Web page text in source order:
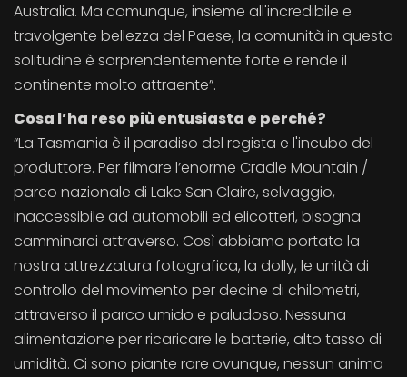
Australia. Ma comunque, insieme all'incredibile e
travolgente bellezza del Paese, la comunità in questa
solitudine è sorprendentemente forte e rende il
continente molto attraente”.
Cosa l’ha reso più entusiasta e perché?
“La Tasmania è il paradiso del regista e l'incubo del
produttore. Per filmare l’enorme Cradle Mountain /
parco nazionale di Lake San Claire, selvaggio,
inaccessibile ad automobili ed elicotteri, bisogna
camminarci attraverso. Così abbiamo portato la
nostra attrezzatura fotografica, la dolly, le unità di
controllo del movimento per decine di chilometri,
attraverso il parco umido e paludoso. Nessuna
alimentazione per ricaricare le batterie, alto tasso di
umidità. Ci sono piante rare ovunque, nessun anima